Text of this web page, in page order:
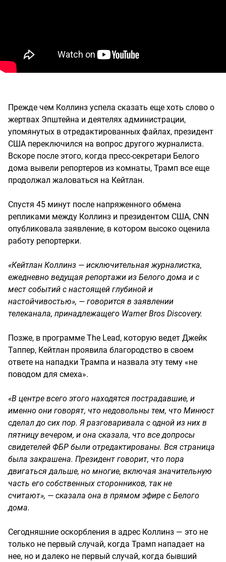
Прежде чем Коллинз успела сказать еще хоть слово о
жертвах Эпштейна и деятелях администрации,
упомянутых в отредактированных файлах, президент
США переключился на вопрос другого журналиста.
Вскоре после этого, когда пресс-секретари Белого
дома вывели репортеров из комнаты, Трамп все еще
продолжал жаловаться на Кейтлан.
Спустя 45 минут после напряженного обмена
репликами между Коллинз и президентом США, CNN
опубликовала заявление, в котором высоко оценила
работу репортерки.
«Кейтлан Коллинз — исключительная журналистка,
ежедневно ведущая репортажи из Белого дома и с
мест событий с настоящей глубиной и
настойчивостью», — говорится в заявлении
телеканала, принадлежащего Warner Bros Discovery.
Позже, в программе The Lead, которую ведет Джейк
Таппер, Кейтлан проявила благородство в своем
ответе на нападки Трампа и назвала эту тему «не
поводом для смеха».
«В центре всего этого находятся пострадавшие, и
именно они говорят, что недовольны тем, что Минюст
сделал до сих пор. Я разговаривала с одной из них в
пятницу вечером, и она сказала, что все допросы
свидетелей ФБР были отредактированы. Вся страница
была закрашена. Президент говорит, что пора
двигаться дальше, но многие, включая значительную
часть его собственных сторонников, так не
считают», — сказала она в прямом эфире с Белого
дома.
Сегодняшние оскорбления в адрес Коллинз — это не
только не первый случай, когда Трамп нападает на
нее, но и далеко не первый случай, когда бывший